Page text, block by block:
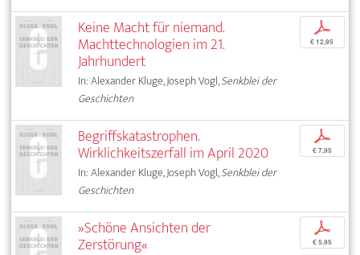
Keine Macht für niemand.
Machttechnologien im 21.
Jahrhundert
In: Alexander Kluge, Joseph Vogl,Senkblei der
Geschichten
p
€ 12,95
Begriffskatastrophen.
Wirklichkeitszerfall im April 2020
In: Alexander Kluge, Joseph Vogl,Senkblei der
Geschichten
p
€ 7,95
»Schöne Ansichten der
Zerstörung«
p
€ 5,95